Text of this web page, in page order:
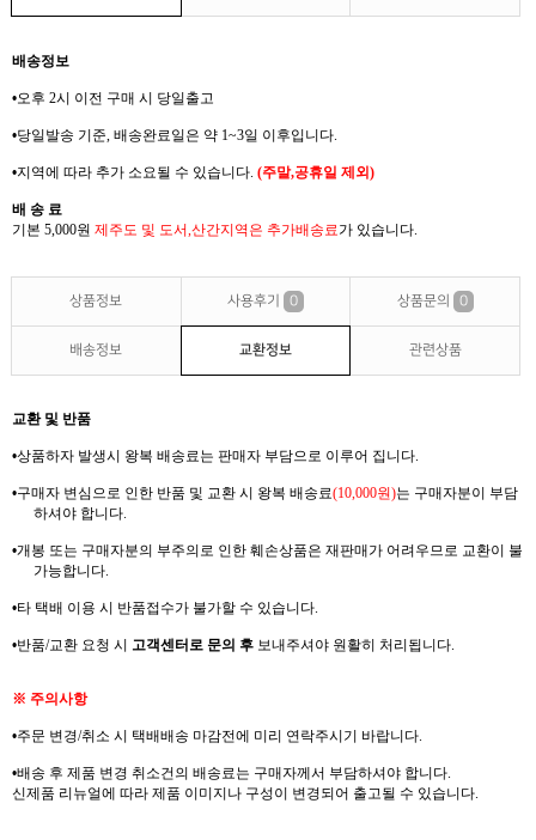
배송정보
•오후 2시 이전 구매 시 당일출고
•당일발송 기준, 배송완료일은 약 1~3일 이후입니다.
•지역에 따라 추가 소요될 수 있습니다. (주말,공휴일 제외 )
배 송 료
기본 5,000원 제주도 및 도서,산간지역은 추가배송료가 있습니다.
상품정보 사용후기 0 상품문의 0
배송정보 교환정보 관련상품
교환 및 반품
•상품하자 발생시 왕복 배송료는 판매자 부담으로 이루어 집니다.
•구매자 변심으로 인한 반품 및 교환 시 왕복 배송료(10,000원)는 구매자분이 부담
하셔야 합니다.
•개봉 또는 구매자분의 부주의로 인한 훼손상품은 재판매가 어려우므로 교환이 불
가능합니다.
•타 택배 이용 시 반품접수가 불가할 수 있습니다.
•반품/교환 요청 시 고객센터로 문의 후 보내주셔야 원활히 처리됩니다.
※ 주의사항
•주문 변경/취소 시 택배배송 마감전에 미리 연락주시기 바랍니다.
•배송 후 제품 변경 취소건의 배송료는 구매자께서 부담하셔야 합니다.
신제품 리뉴얼에 따라 제품 이미지나 구성이 변경되어 출고될 수 있습니다.